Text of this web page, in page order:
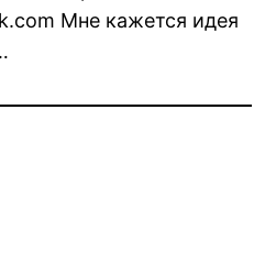
Мне кажется идея